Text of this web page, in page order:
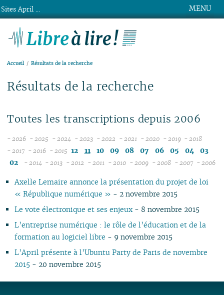
MENU
Accueil Résultats de la recherche
Résultats de la recherche
Toutes les transcriptions depuis 2006
- 2026
05
04
03
- 2025
09
08
07
03
02
- 2024
12
09
08
07
03
02
- 2023
12
09
08
07
03
02
- 2022
12
09
08
07
03
- 2021
12
09
08
07
03
- 2020
12
11
09
08
07
04
03
- 2019
12
09
07
03
- 2018
12
09
03
- 2017
10
09
08
04
03
- 2016
10
09
08
04
03
- 2015 12 11 10 09 08 07 06 05 04
03
02
- 2014
11
10
09
04
03
- 2013
10
09
08
- 2012
11
09
08
06
03
01
- 2011
11
10
09
06
05
- 2010
11
10
09
05
- 2009 - 2008
11
10
06
- 2007 - 2006
Axelle Lemaire annonce la présentation du projet de loi
« République numérique » - 2 novembre 2015
Le vote électronique et ses enjeux- 8 novembre 2015
L’entreprise numérique : le rôle de l’éducation et de la
formation au logiciel libre - 9 novembre 2015
L’April présente à l’Ubuntu Party de Paris de novembre
2015- 20 novembre 2015
Sites April ...